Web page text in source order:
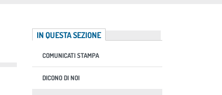
IN QUESTA SEZIONE
COMUNICATI STAMPA
DICONO DI NOI